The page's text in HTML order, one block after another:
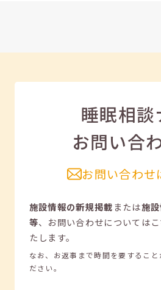
睡眠相談
お問い合
お問い合わせ
施設情報の新規掲載または施
等、 お問い合わせについては
たします。
なお、お返事まで時間を要すること
ださい。